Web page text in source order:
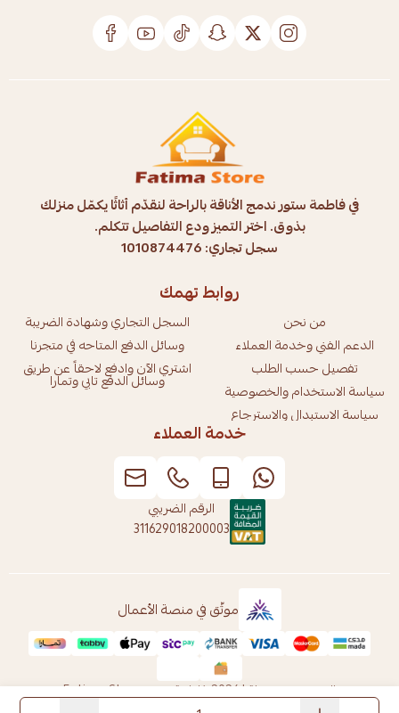
في فاطمة ستور ندمج الأناقة بالراحة لنقدّم أثاثًا يكمّل منزلك
بذوق. اختر التميز ودع التفاصيل تتكلم.
سجل تجاري: 1010874476
روابط تهمك
من نحن
الدعم الفني وخدمة العملاء
تفصيل حسب الطلب
سياسة الاستخدام والخصوصية
سياسة الاستبدال والاسترجاع
السجل التجاري وشهادة الضريبة
وسائل الدفع المتاحه في متجرنا
اشتري الآن وادفع لاحقاً عن طريق
وسائل الدفع تابي وتمارا
خدمة العملاء
الرقم الضريبي
311629018200003
موثّق في منصة الأعمال
الحقوق محفوظة | 2026 فاطمة ستور Fatima Store